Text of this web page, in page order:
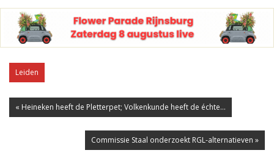
Leiden
« Heineken heeft de Pletterpet; Volkenkunde heeft de échte...
Commissie Staal onderzoekt RGL-alternatieven »